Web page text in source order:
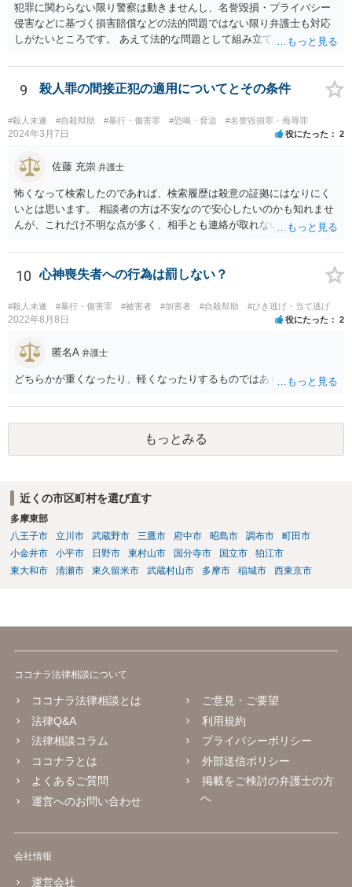
犯罪に関わらない限り警察は動きませんし、名誉毀損・プライバシー
侵害などに基づく損害賠償などの法的問題ではない限り弁護士も対応
しがたいところです。 あえて法的な問題として組み立てれば、迷惑な
考えられますが、発信者情報開示などで加害者の住所氏名を特定する
には最低でも３０万円以上の弁護士費用は必要になってくるかと思い
ます。ゲームではなく弁護士に課金しても、さほど面白くないのでは
ないですか。 逆に費用の点からして、加害者が訴訟を考えているとか
の話も、かなりの高確率でマユツバかなと思います。ゲーム内の結婚
し、うっかり「ﾀﾋね」とか書き込むと、自殺教唆罪が成立する可能性
がありますので気をつけてください。無視と運営への通報が現実的な
対応でしょう。
9 殺人罪の間接正犯の適用についてとその条件
#殺人未遂 #自殺幇助 #暴行・傷害罪 #恐喝・脅迫 #名誉毀損罪・侮辱罪
2024年3月7日 役にたった 2
佐藤 充崇 弁護士
怖くなって検索したのであれば、検索履歴は殺意の証拠にはなりにく
いとは思います。 相談者の方は不安なので安心したいのかも知れませ
んが、これだけ不明な点が多く、相手とも連絡が取れないとなると、
しますが・・・ それでもどうしても気になるようなら、弁護士に予約
取って相談すべきです。 正直、今後こういうことをしないよう気を付
けて、あとは警察が来たり民事訴訟の訴状等が家に届いたらその時考
えるしかないように思います。
10 心神喪失者への行為は罰しない？
#殺人未遂 #暴行・傷害罪 #被害者 #加害者 #自殺幇助 #ひき逃げ・当て逃げ
2022年8月8日 役にたった 2
匿名A 弁護士
どちらかが重くなったり、軽くなったりするものではありません。
もっとみる
近くの市区町村を選び直す
多摩東部
八王子市
立川市 武蔵野市 三鷹市 府中市 昭島市 調布市
町田市
小金井市
小平市 日野市 東村山市 国分寺市 国立市
狛江市
東大和市
清瀬市 東久留米市 武蔵村山市 多摩市 稲城市 西東京市
ココナラ法律相談について
ココナラ法律相談とは
法律Q&A
法律相談コラム
ココナラとは
よくあるご質問
運営へのお問い合わせ
ご意見・ご要望
利用規約
プライバシーポリシー
外部送信ポリシー
掲載をご検討の弁護士の方
へ
会社情報
運営会社